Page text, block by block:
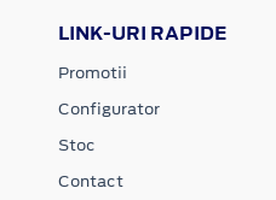
LINK-URI RAPIDE
Promotii
Configurator
Stoc
Contact